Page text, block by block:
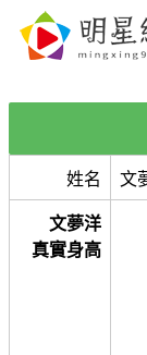
姓名 文
文夢洋
真實身高